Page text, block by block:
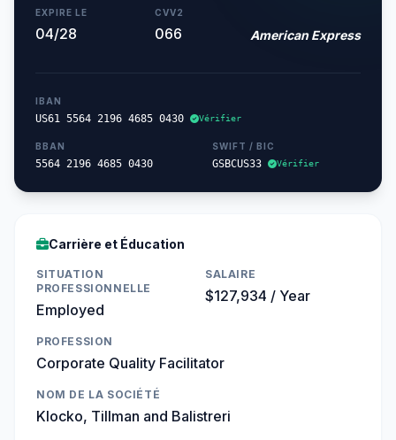
EXPIRE LE
04/28
CVV2
066 American Express
IBAN
US61 5564 2196 4685 0430 Vérifier
BBAN
5564 2196 4685 0430
SWIFT / BIC
GSBCUS33 Vérifier
Carrière et Éducation
SITUATION
PROFESSIONNELLE
Employed
SALAIRE
$127,934 / Year
PROFESSION
Corporate Quality Facilitator
NOM DE LA SOCIÉTÉ
Klocko, Tillman and Balistreri